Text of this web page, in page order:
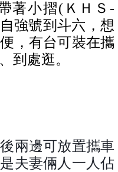
著小摺(ＫＨＳ -
強號到斗六，想
，有台可裝在攜
到處逛。
兩邊可放置攜車
夫妻倆人一人佔